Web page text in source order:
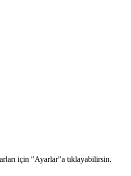
için "Ayarlar"a tıklayabilirsin.